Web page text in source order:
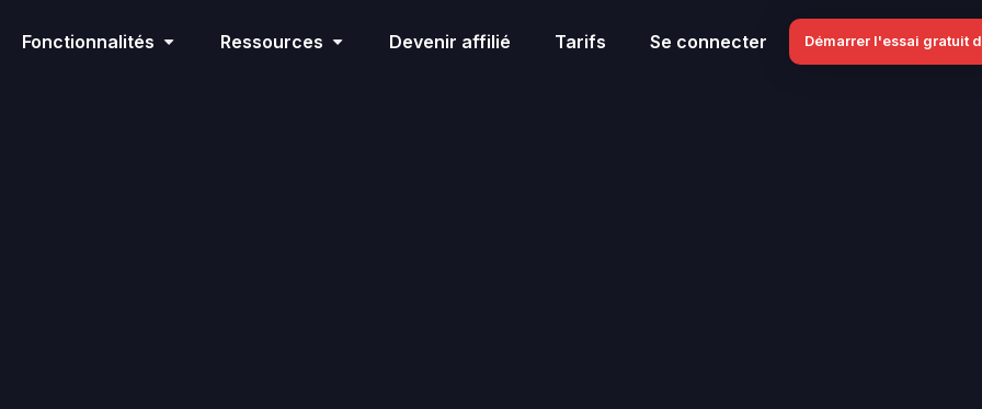
Fonctionnalités Ressources Devenir affilié Tarifs Se connecter Démarrer l'essai gratuit